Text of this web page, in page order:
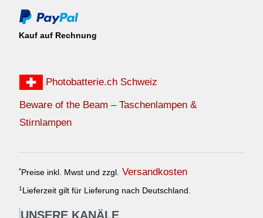
Kauf auf Rechnung
Photobatterie.ch Schweiz
Beware of the Beam – Taschenlampen &
Stirnlampen
*Preise inkl. Mwst und zzgl. Versandkosten
1 Lieferzeit gilt für Lieferung nach Deutschland.
UNSERE KANÄLE